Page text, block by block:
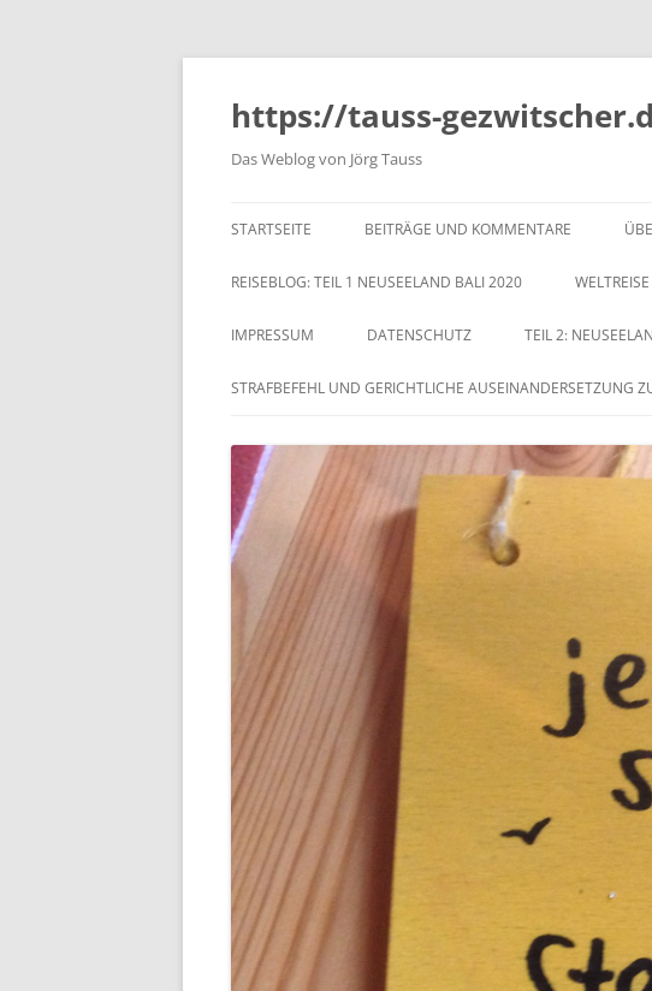
https://tauss-
Das Weblog von Jörg Tauss
STARTSEITE BEITRÄGE UND KOMMENTARE
REISEBLOG: TEIL 1 NEUSEELAND BALI 2020
IMPRESSUM DATENSCHUTZ TEIL 2:
STRAFBEFEHL UND GERICHTLICHE AUSEINANDERSETZUNG